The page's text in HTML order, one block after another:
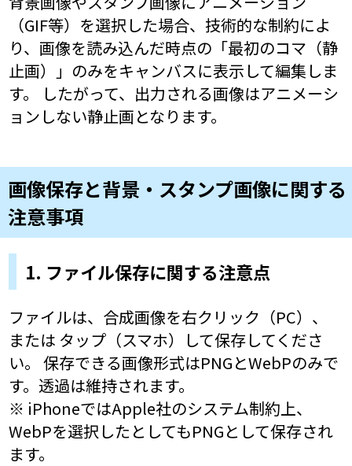
（GIF等）を選択した場合、技術的な制約によ
り、画像を読み込んだ時点の「最初のコマ（静
止画）」のみをキャンバスに表示して編集しま
す。 したがって、出力される画像はアニメーシ
ョンしない静止画となります。
画像保存と背景・スタンプ画像に関する
注意事項
1. ファイル保存に関する注意点
ファイルは、合成画像を右クリック（PC）、
または タップ（スマホ）して保存してくださ
い。 保存できる画像形式はPNGとWebPのみで
す。透過は維持されます。
※ iPhoneではApple社のシステム制約上、
WebPを選択したとしてもPNGとして保存され
ます。